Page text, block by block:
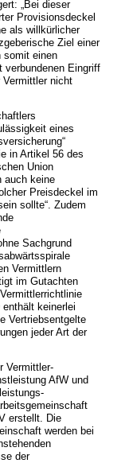
„Bei dieser
Provisionsdeckel
als willkürlicher
Ziel einer
somit einen
verbundenen Eingriff
nicht
eines
in Artikel 56 des
Union
auch keine
Preisdeckel im
sollte“. Zudem
Sachgrund
Vermittlern
im Gutachten
enthält keinerlei
Vertriebsentgelte
jeder Art der
Vermittler-
AfW und
erstellt. Die
werden bei
der